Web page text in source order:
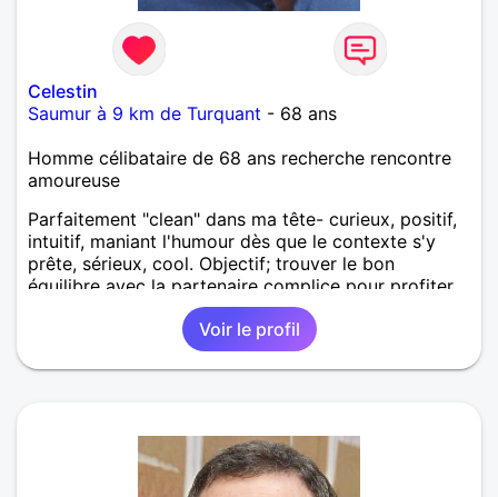
Celestin
Saumur à 9 km de Turquant - 68 ans
Homme célibataire de 68 ans recherche rencontre
amoureuse
Parfaitement "clean" dans ma tête- curieux, positif,
intuitif, maniant l'humour dès que le contexte s'y
prête, sérieux, cool. Objectif; trouver le bon
équilibre avec la partenaire complice pour profiter
Voir le profil